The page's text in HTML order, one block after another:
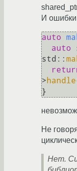
И
auto
auto
std::
>handle
}
Не
Нет.